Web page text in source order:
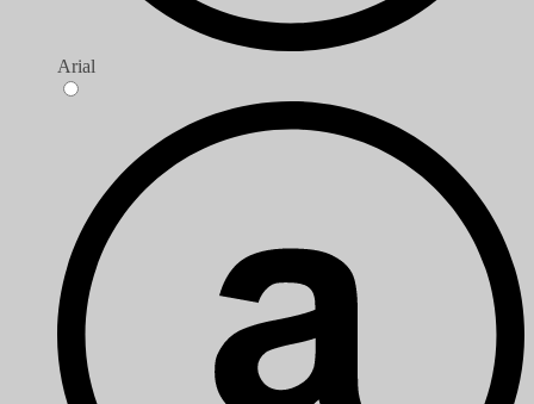
Arial